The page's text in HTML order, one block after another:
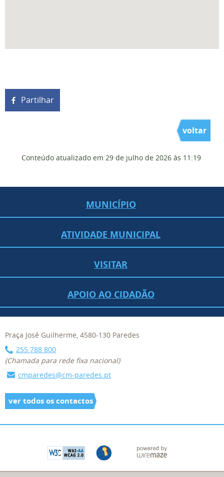
Partilhar
voltar
Conteúdo atualizado em 29 de julho de 2026 às 11:19
MUNICÍPIO
ATIVIDADE MUNICIPAL
VISITAR
APOIO AO CIDADÃO
Praça José Guilherme, 4580-130 Paredes
255 788 800
(Chamada para rede fixa nacional)
cmparedes@cm-paredes.pt
ver todos os contactos